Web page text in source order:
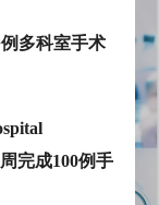
多科室手术
完成100例手